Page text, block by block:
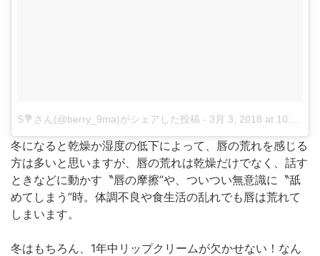
S💐さん(@berry_9ma)がシェアした投稿 - 3月 3, 2018 at 10:26午後 PST
冬になると乾燥か湿度の低下によって、唇の荒れを感じる
方は多いと思いますが、唇の荒れは乾燥だけでなく、話す
ときなどに動かす〝唇の摩擦”や、ついつい無意識に〝舐
めてしまう”時。体調不良や食生活の乱れでも唇は荒れて
しまいます。
冬はもちろん、1年中リップクリームが欠かせない！なん